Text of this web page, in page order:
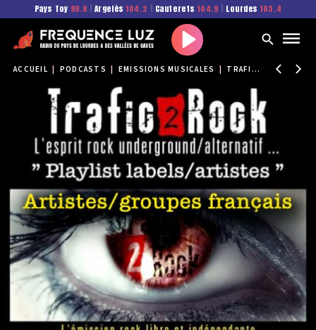
Pays Toy 99.6 Argelès 104.2 Cauterets 104.9 Lourdes 103.4
Play
ACCUEIL PODCASTS EMISSIONS MUSICALES TRAFIC 2 ROCK |